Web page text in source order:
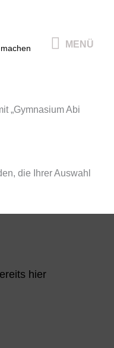
MENÜ
„Gymnasium Abi
die Ihrer Auswahl
hier